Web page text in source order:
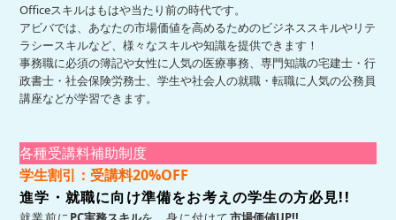
Officeスキルはもはや当たり前の時代です。
アビバでは、あなたの市場価値を高めるためのビジネススキルやリテ
ラシースキルなど、様々なスキルや知識を提供できます！
事務職に必須の簿記や女性に人気の医療事務、専門知識の宅建士・行
政書士・社会保険労務士、学生や社会人の就職・転職に人気の公務員
講座などが学習できます。
各種受講料補助制度
学生割引：受講料20%OFF
進学・就職に向け準備をお考えの学生の方必見!!